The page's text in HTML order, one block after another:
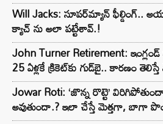
Will Jacks: సూపర్‌మ్యాన్
క్యాచ్ ను అలా పట్టేశావ్.!
John Turner Retirement:
25 ఏళ్లకే క్రికెట్‌కు గుడ్‌బై.. కారణం
Jowar Roti: ‘జొన్న రొట్టె’
అవుతుందా.? ఇలా చేస్తే మెత్తగా, బాగా